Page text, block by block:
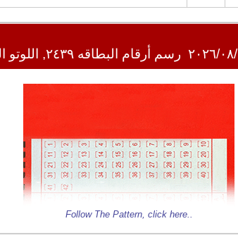
رسم أرقام البطاقه ٢٤٣٩, اللوتو اللبناني ٢٠٢٦/٠٨/١٠
Follow The Pattern, click here..